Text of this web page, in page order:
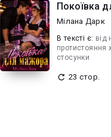
Покоївка
Мілана Дарк
В текcті є: від
протистояння
стосунки
23 стор.